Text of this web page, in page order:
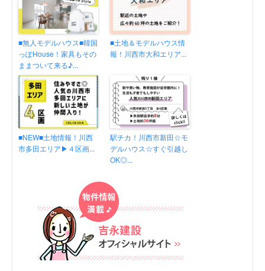
■無人モデルハウス■韓国
っぽHouse！家具もその
ままついて来る♪...
■土地＆モデルハウス情
報！川西市大和エリア...
■NEW■土地情報！川西
市多田エリア▶４区画...
駅チカ！川西市新田☆モ
デルハウス☆すぐ引越し
OK◎...